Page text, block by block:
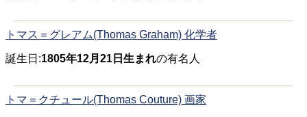
トマス＝グレアム(Thomas Graham) 化学者
誕生日:1805年12月21日生まれの有名人
トマ＝クチュール(Thomas Couture) 画家